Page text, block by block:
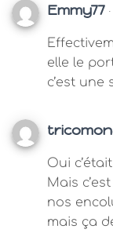
Emmy77
elle le
c’est une
Oui
Mais
nos
mais ça